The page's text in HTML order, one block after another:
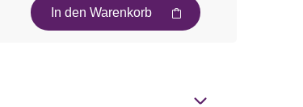
In den Warenkorb